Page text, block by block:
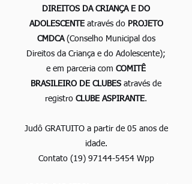
DIREITOS DA CRIANÇA E DO
ADOLESCENTEatravés do PROJETO
CMDCA(Conselho Municipal dos
Direitos da Criança e do Adolescente);
e em parceria com COMITÊ
BRASILEIRO DE CLUBES através de
registro CLUBE ASPIRANTE.
Judô GRATUITO a partir de 05 anos de
idade.
Contato (19) 97144-5454Wpp